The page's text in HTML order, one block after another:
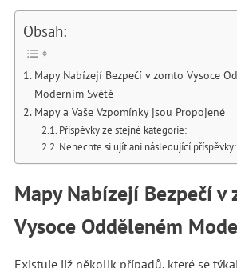
Obsah:
Mapy Nabízejí Bezpečí v zomto Vysoce
Moderním Světě
Mapy a Vaše Vzpomínky jsou Propojené
Příspěvky ze stejné kategorie:
Nenechte si ujít ani následující příspěvky:
Mapy Nabízejí Bezpečí v
Vysoce Odděleném
Existuje již několik případů, které se